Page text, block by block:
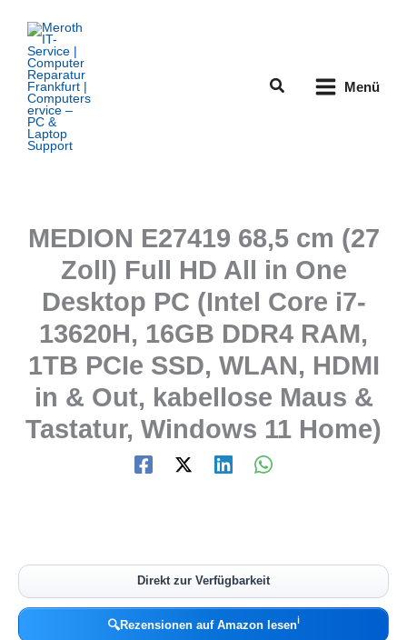
Inhalt
springen
Suchen Menü
MEDION E27419 68,5 cm (27
Zoll) Full HD All in One
Desktop PC (Intel Core i7-
13620H, 16GB DDR4 RAM,
1TB PCIe SSD, WLAN, HDMI
in & Out, kabellose Maus &
Tastatur, Windows 11 Home)
Direkt zur Verfügbarkeit
🔍Rezensionen auf Amazon lesenℹ︎